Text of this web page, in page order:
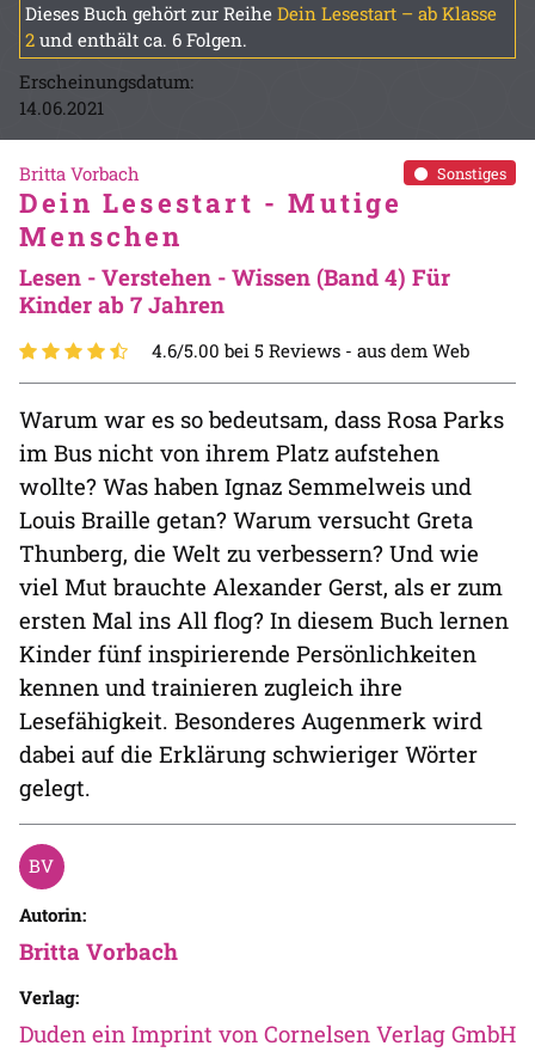
Dieses Buch gehört zur Reihe Dein Lesestart – ab Klasse
2 und enthält ca. 6 Folgen.
Erscheinungsdatum:
14.06.2021
Sonstiges
Britta Vorbach
Dein Lesestart - Mutige
Menschen
Lesen - Verstehen - Wissen (Band 4) Für
Kinder ab 7 Jahren
4.6/5.00 bei 5 Reviews - aus dem Web
Warum war es so bedeutsam, dass Rosa Parks
im Bus nicht von ihrem Platz aufstehen
wollte? Was haben Ignaz Semmelweis und
Louis Braille getan? Warum versucht Greta
Thunberg, die Welt zu verbessern? Und wie
viel Mut brauchte Alexander Gerst, als er zum
ersten Mal ins All flog? In diesem Buch lernen
Kinder fünf inspirierende Persönlichkeiten
kennen und trainieren zugleich ihre
Lesefähigkeit. Besonderes Augenmerk wird
dabei auf die Erklärung schwieriger Wörter
gelegt.
Autorin:
Britta Vorbach
Verlag:
Duden ein Imprint von Cornelsen Verlag GmbH